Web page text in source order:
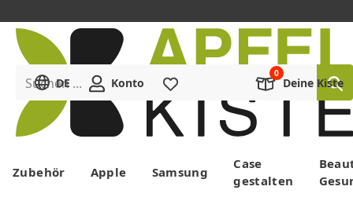
Menü
Suchen ...
DE Konto Deine Kiste
Zubehör Apple Samsung
Case
gestalten